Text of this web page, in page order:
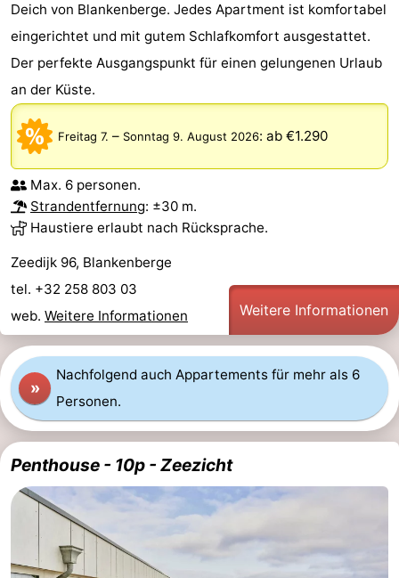
Deich von Blankenberge. Jedes Apartment ist komfortabel
eingerichtet und mit gutem Schlafkomfort ausgestattet.
Der perfekte Ausgangspunkt für einen gelungenen Urlaub
an der Küste.
Freitag 7. – Sonntag 9. August 2026: ab €1.290
Max. 6 personen.
Strandentfernung: ±30 m.
Haustiere erlaubt nach Rücksprache.
Zeedijk 96, Blankenberge
tel. +32 258 803 03
web. Weitere Informationen Weitere Informationen
»
Nachfolgend auch Appartements für mehr als 6
Personen.
Penthouse - 10p - Zeezicht